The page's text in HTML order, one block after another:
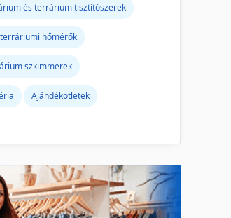
és terrárium tisztítószerek
hőmérők
szkimmerek
Ajándékötletek